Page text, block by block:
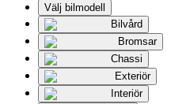
Välj bilmodell
Bilvård
Bromsar
Chassi
Exteriör
Interiör